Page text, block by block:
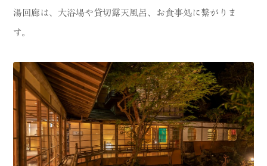
湯回廊は、大浴場や貸切露天風呂、お食事処に繋がりま
す。